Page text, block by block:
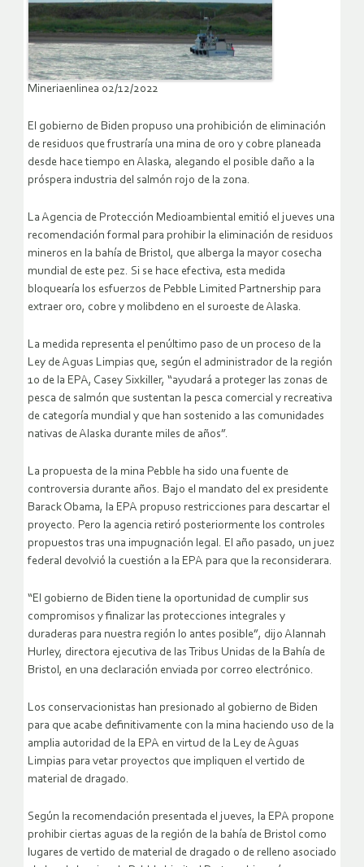
Mineriaenlinea 02/12/2022
El gobierno de Biden propuso una prohibición de eliminación
de residuos que frustraría una mina de oro y cobre planeada
desde hace tiempo en Alaska, alegando el posible daño a la
próspera industria del salmón rojo de la zona.
La Agencia de Protección Medioambiental emitió el jueves una
recomendación formal para prohibir la eliminación de residuos
mineros en la bahía de Bristol, que alberga la mayor cosecha
mundial de este pez. Si se hace efectiva, esta medida
bloquearía los esfuerzos de Pebble Limited Partnership para
extraer oro, cobre y molibdeno en el suroeste de Alaska.
La medida representa el penúltimo paso de un proceso de la
Ley de Aguas Limpias que, según el administrador de la región
10 de la EPA, Casey Sixkiller, “ayudará a proteger las zonas de
pesca de salmón que sustentan la pesca comercial y recreativa
de categoría mundial y que han sostenido a las comunidades
nativas de Alaska durante miles de años”.
La propuesta de la mina Pebble ha sido una fuente de
controversia durante años. Bajo el mandato del ex presidente
Barack Obama, la EPA propuso restricciones para descartar el
proyecto. Pero la agencia retiró posteriormente los controles
propuestos tras una impugnación legal. El año pasado, un juez
federal devolvió la cuestión a la EPA para que la reconsiderara.
“El gobierno de Biden tiene la oportunidad de cumplir sus
compromisos y finalizar las protecciones integrales y
duraderas para nuestra región lo antes posible”, dijo Alannah
Hurley, directora ejecutiva de las Tribus Unidas de la Bahía de
Bristol, en una declaración enviada por correo electrónico.
Los conservacionistas han presionado al gobierno de Biden
para que acabe definitivamente con la mina haciendo uso de la
amplia autoridad de la EPA en virtud de la Ley de Aguas
Limpias para vetar proyectos que impliquen el vertido de
material de dragado.
Según la recomendación presentada el jueves, la EPA propone
prohibir ciertas aguas de la región de la bahía de Bristol como
lugares de vertido de material de dragado o de relleno asociado